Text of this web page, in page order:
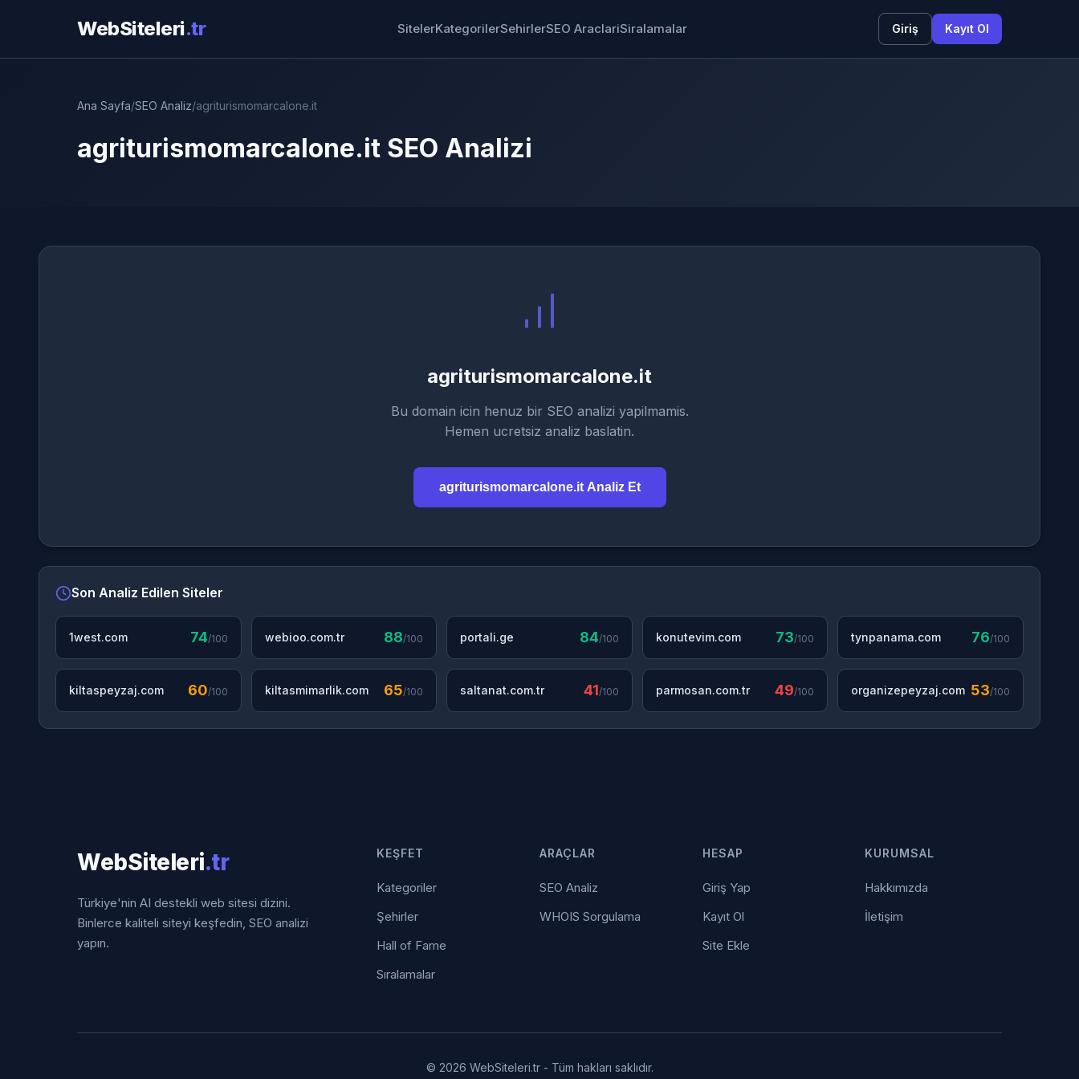
WebSiteleri.tr SitelerKategorilerSehirlerSEO AraclariSiralamalar Giriş Kayıt Ol
Ana Sayfa/SEO Analiz/agriturismomarcalone.it
agriturismomarcalone.it SEO Analizi
agriturismomarcalone.it
Bu domain icin henuz bir SEO analizi yapilmamis.
Hemen ucretsiz analiz baslatin.
agriturismomarcalone.it Analiz Et
Son Analiz Edilen Siteler
1west.com 74/100 webioo.com.tr 88/100 portali.ge 84/100 konutevim.com 73/100 tynpanama.com 76/100
kiltaspeyzaj.com 60/100 kiltasmimarlik.com 65/100 saltanat.com.tr 41/100 parmosan.com.tr 49/100 organizepeyzaj.com 53/100
WebSiteleri.tr
Türkiye'nin AI destekli web sitesi dizini.
Binlerce kaliteli siteyi keşfedin, SEO analizi
yapın.
KEŞFET
Kategoriler
Şehirler
Hall of Fame
Sıralamalar
ARAÇLAR
SEO Analiz
WHOIS Sorgulama
HESAP
Giriş Yap
Kayıt Ol
Site Ekle
KURUMSAL
Hakkımızda
İletişim
© 2026 WebSiteleri.tr - Tüm hakları saklıdır.